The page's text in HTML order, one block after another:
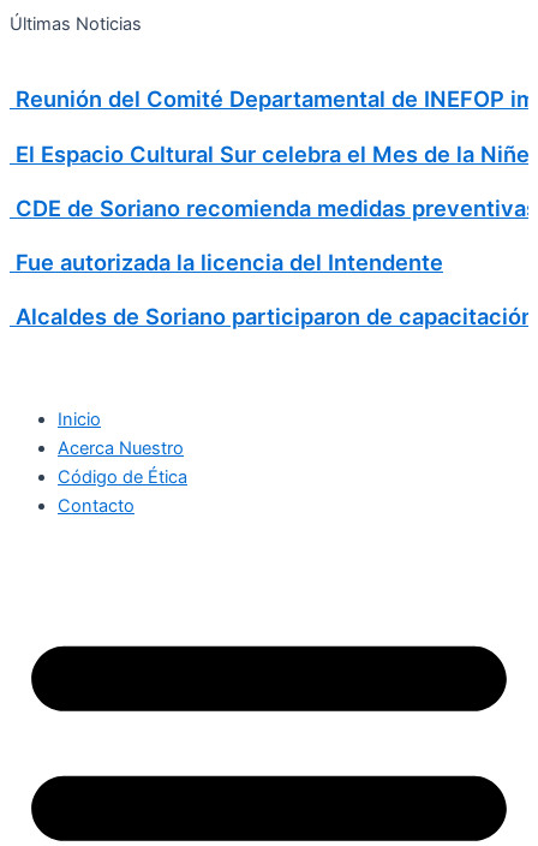
Ir
Últimas Noticias
Reunión del Comité Departamental de INEFOP
El Espacio Cultural Sur celebra el Mes de la
CDE de Soriano recomienda medidas
Fue autorizada la licencia del Intendente
Alcaldes de Soriano participaron de
Inicio
Acerca Nuestro
Código de Ética
Contacto
Search